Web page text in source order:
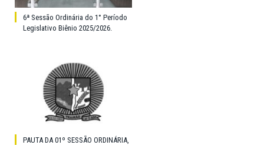
6ª Sessão Ordinária do 1° Período
Legislativo Biênio 2025/2026.
PAUTA DA 01º SESSÃO ORDINÁRIA,